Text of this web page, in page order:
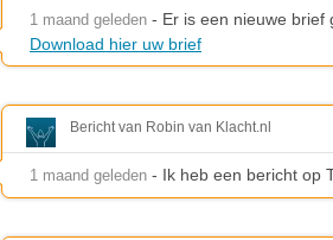
1 maand geleden - Er is een nieuwe brief
Download hier uw brief
Bericht van Robin van Klacht.nl
1 maand geleden - Ik heb een bericht op